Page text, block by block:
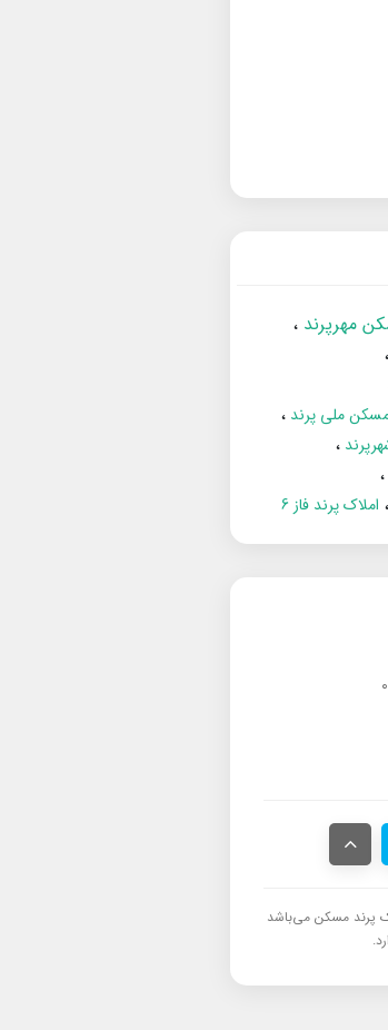
مهرپرند
ملی پرند
املاک پرند فاز 6
پرند مسکن می‌باشد